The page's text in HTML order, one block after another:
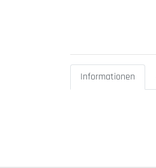
Informationen